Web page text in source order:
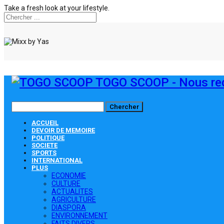
Take a fresh look at your lifestyle.
TOGO SCOOP - Nous
ACCUEIL
DEVOIR DE MEMOIRE
POLITIQUE
SOCIETE
SPORTS
INTERNATIONAL
PLUS
ECONOMIE
CULTURE
ACTUALITES
AGRICULTURE
DIASPORA
ENVIRONNEMENT